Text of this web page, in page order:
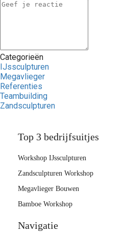
Categorieën
IJssculpturen
Megavlieger
Referenties
Teambuilding
Zandsculpturen
Top 3 bedrijfsuitjes
Workshop IJssculpturen
Zandsculpturen Workshop
Megavlieger Bouwen
Bamboe Workshop
Navigatie